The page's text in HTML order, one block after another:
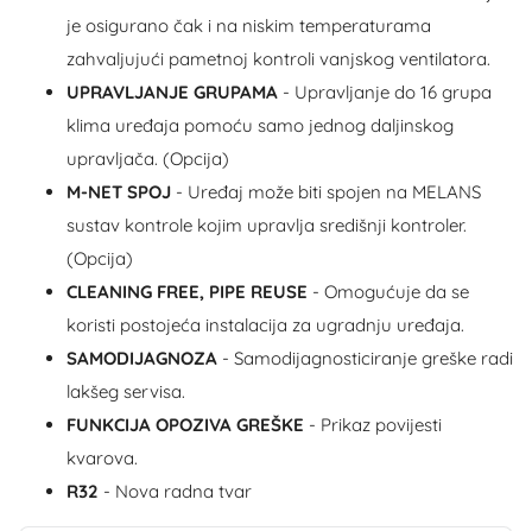
je osigurano čak i na niskim temperaturama
zahvaljujući pametnoj kontroli vanjskog ventilatora.
UPRAVLJANJE GRUPAMA - Upravljanje do 16 grupa
klima uređaja pomoću samo jednog daljinskog
upravljača. (Opcija)
M-NET SPOJ - Uređaj može biti spojen na MELANS
sustav kontrole kojim upravlja središnji kontroler.
(Opcija)
CLEANING FREE, PIPE REUSE - Omogućuje da se
koristi postojeća instalacija za ugradnju uređaja.
SAMODIJAGNOZA - Samodijagnosticiranje greške radi
lakšeg servisa.
FUNKCIJA OPOZIVA GREŠKE - Prikaz povijesti
kvarova.
R32 - Nova radna tvar